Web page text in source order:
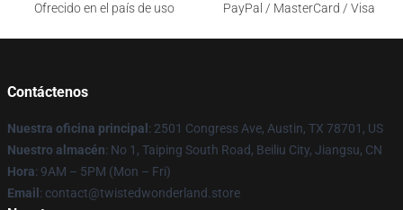
Ofrecido en el país de uso
PayPal / MasterCard / Visa
Contáctenos
Nuestra oficina principal : 2501 Congress Ave, Austin, TX 78701, US
Nuestro almacén: No 1, Taiping South Road, Beiliu City, Jiangsu, CN
Hora: 9AM – 5PM (Mon – Fri)
Email : contact@twistedwonderland.store